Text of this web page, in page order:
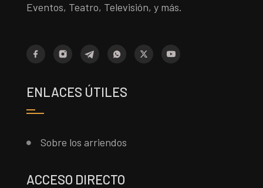
Eventos, Teatro, Televisión, y más.
ENLACES ÚTILES
Sobre los arriendos
ACCESO DIRECTO